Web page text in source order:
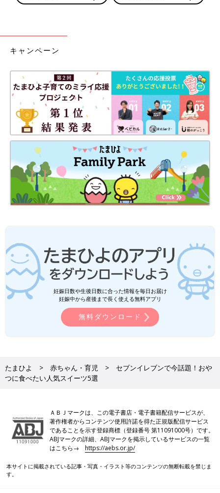
キャンペーン
妊娠日数や生後日数に合った情報を毎日お届け
妊娠中から産後まで長く使える無料アプリ
無料ダウンロード
たまひよ 赤ちゃん・育児
セブンイレブンで今話題！おや
つに食べたい人気スイーツ5選
ＡＢＪマークは、この電子書店・電子書籍配信サービスが、
著作権者からコンテンツ使用許諾を得た正規版配信サービス
であることを示す登録商標（登録番号 第11091000号）です。
ABJマークの詳細、ABJマークを掲示しているサービスの一覧
はこちら→https://aebs.or.jp/
本サイトに掲載されている記事・写真・イラスト等のコンテンツの無断転載を禁じま
す。